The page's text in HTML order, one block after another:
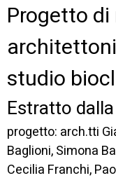
Progetto
studio
Estratto
progetto: arch.tti
Baglioni, Simona
Cecilia Franchi,